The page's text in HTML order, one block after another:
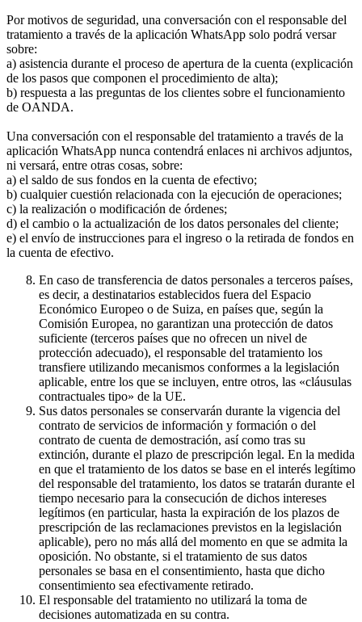
Por motivos de seguridad, una conversación con el responsable del
tratamiento a través de la aplicación WhatsApp solo podrá versar
sobre:
a) asistencia durante el proceso de apertura de la cuenta (explicación
de los pasos que componen el procedimiento de alta);
b) respuesta a las preguntas de los clientes sobre el funcionamiento
de OANDA.
Una conversación con el responsable del tratamiento a través de la
aplicación WhatsApp nunca contendrá enlaces ni archivos adjuntos,
ni versará, entre otras cosas, sobre:
a) el saldo de sus fondos en la cuenta de efectivo;
b) cualquier cuestión relacionada con la ejecución de operaciones;
c) la realización o modificación de órdenes;
d) el cambio o la actualización de los datos personales del cliente;
e) el envío de instrucciones para el ingreso o la retirada de fondos en
la cuenta de efectivo.
En caso de transferencia de datos personales a terceros países,
es decir, a destinatarios establecidos fuera del Espacio
Económico Europeo o de Suiza, en países que, según la
Comisión Europea, no garantizan una protección de datos
suficiente (terceros países que no ofrecen un nivel de
protección adecuado), el responsable del tratamiento los
transfiere utilizando mecanismos conformes a la legislación
aplicable, entre los que se incluyen, entre otros, las «cláusulas
contractuales tipo» de la UE.
Sus datos personales se conservarán durante la vigencia del
contrato de servicios de información y formación o del
contrato de cuenta de demostración, así como tras su
extinción, durante el plazo de prescripción legal. En la medida
en que el tratamiento de los datos se base en el interés legítimo
del responsable del tratamiento, los datos se tratarán durante el
tiempo necesario para la consecución de dichos intereses
legítimos (en particular, hasta la expiración de los plazos de
prescripción de las reclamaciones previstos en la legislación
aplicable), pero no más allá del momento en que se admita la
oposición. No obstante, si el tratamiento de sus datos
personales se basa en el consentimiento, hasta que dicho
consentimiento sea efectivamente retirado.
El responsable del tratamiento no utilizará la toma de
decisiones automatizada en su contra.